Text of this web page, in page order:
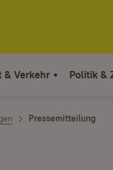
& Verkehr Politik &
Pressemitteilung